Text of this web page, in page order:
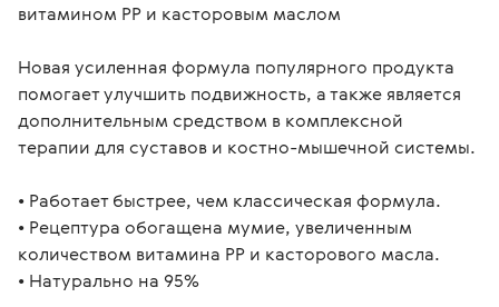
витамином PP и касторовым маслом
Новая усиленная формула популярного продукта
помогает улучшить подвижность, а также является
дополнительным средством в комплексной
терапии для суставов и костно-мышечной системы.
• Работает быстрее, чем классическая формула.
• Рецептура обогащена мумие, увеличенным
количеством витамина PP и касторового масла.
• Натурально на 95%